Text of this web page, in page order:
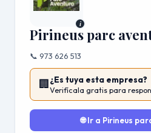
i
Pirineus parc
📞 973 626 513
🏢¿Es tuya esta empresa?
Verifícala gratis para
🌐 Ir a Pirineus